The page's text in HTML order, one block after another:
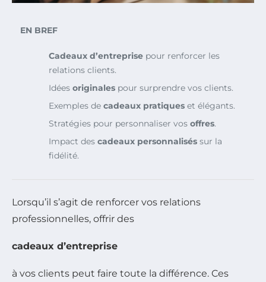
EN BREF
Cadeaux d’entreprise pour renforcer les
relations clients.
Idées originales pour surprendre vos clients.
Exemples de cadeaux pratiques et élégants.
Stratégies pour personnaliser vos offres.
Impact des cadeaux personnalisés sur la
fidélité.
Lorsqu’il s’agit de renforcer vos relations
professionnelles, offrir des
cadeaux d’entreprise
à vos clients peut faire toute la différence. Ces